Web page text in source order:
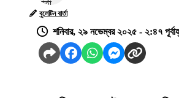
বুলেটিন বার্তা
শনিবার, ২৯ নভেম্বর ২০২৫ - ২:৪৭